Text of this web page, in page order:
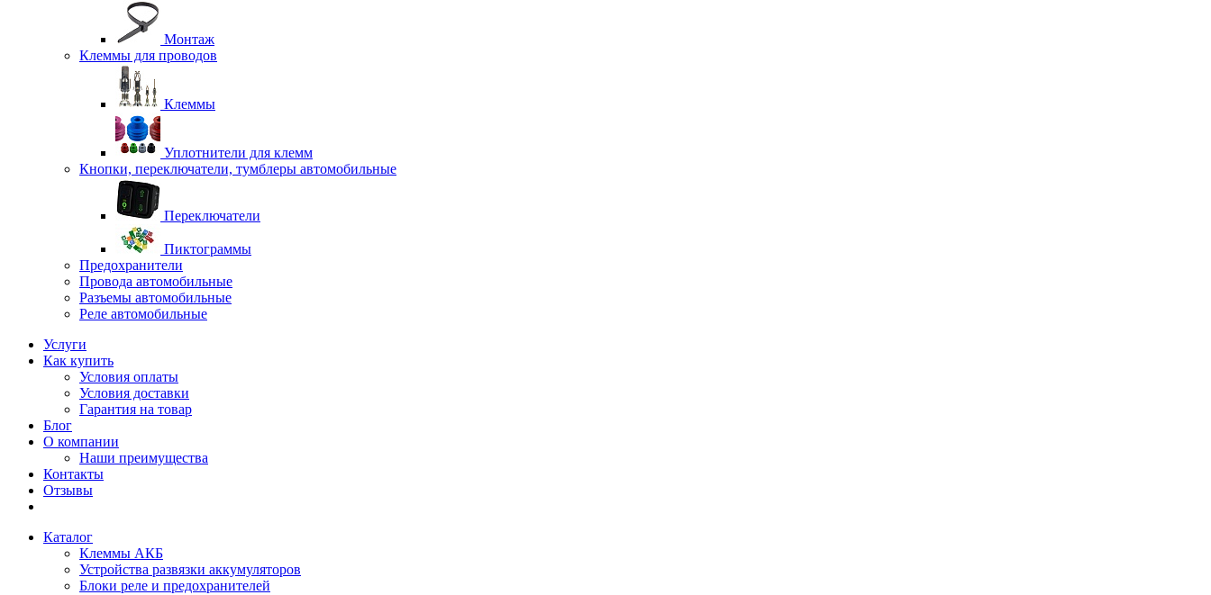
Монтаж
Клеммы для проводов
Клеммы
Уплотнители для клемм
Кнопки, переключатели, тумблеры автомобильные
Переключатели
Пиктограммы
Предохранители
Провода автомобильные
Разъемы автомобильные
Реле автомобильные
Услуги
Как купить
Условия оплаты
Условия доставки
Гарантия на товар
Блог
О компании
Наши преимущества
Контакты
Отзывы
Каталог
Клеммы АКБ
Устройства развязки аккумуляторов
Блоки реле и предохранителей